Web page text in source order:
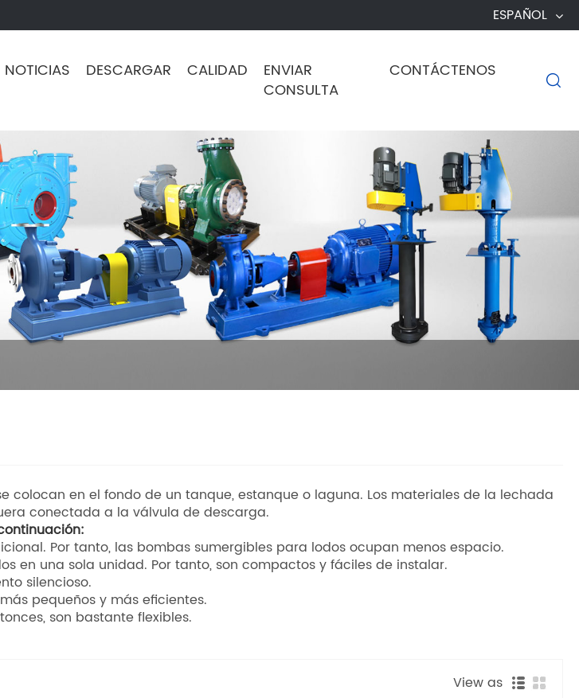
ESPAÑOL
NOTICIAS DESCARGAR CALIDAD
ENVIAR
CONSULTA
CONTÁCTENOS 
colocan en el fondo de un tanque, estanque o laguna. Los materiales de la lechada
conectada a la válvula de descarga.
Por tanto, las bombas sumergibles para lodos ocupan menos espacio.
en una sola unidad. Por tanto, son compactos y fáciles de instalar.
silencioso.
pequeños y más eficientes.
son bastante flexibles.
View as